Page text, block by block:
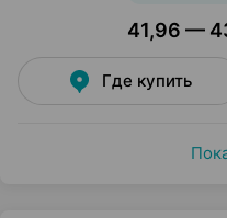
41,96 —
Где купить